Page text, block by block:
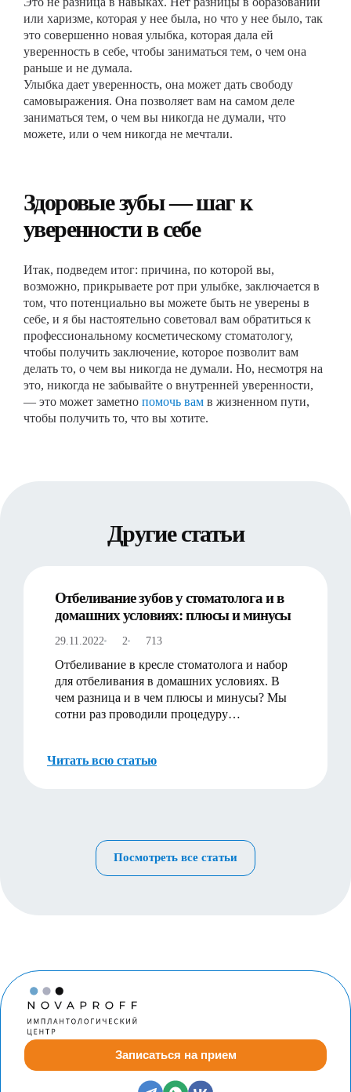
или харизме, которая у нее была, но что у нее было, так
это совершенно новая улыбка, которая дала ей
уверенность в себе, чтобы заниматься тем, о чем она
раньше и не думала.
Улыбка дает уверенность, она может дать свободу
самовыражения. Она позволяет вам на самом деле
заниматься тем, о чем вы никогда не думали, что
можете, или о чем никогда не мечтали.
Здоровые зубы — шаг к
уверенности в себе
Итак, подведем итог: причина, по которой вы,
возможно, прикрываете рот при улыбке, заключается в
том, что потенциально вы можете быть не уверены в
себе, и я бы настоятельно советовал вам обратиться к
профессиональному косметическому стоматологу,
чтобы получить заключение, которое позволит вам
делать то, о чем вы никогда не думали. Но, несмотря на
это, никогда не забывайте о внутренней уверенности,
— это может заметно помочь вам в жизненном пути,
чтобы получить то, что вы хотите.
Другие статьи
Отбеливание зубов у стоматолога и в
домашних условиях: плюсы и минусы
29.11.2022 2 713
Отбеливание в кресле стоматолога и набор
для отбеливания в домашних условиях. В
чем разница и в чем плюсы и минусы? Мы
сотни раз проводили процедуру
Читать всю статью
Посмотреть все статьи
Записаться на прием